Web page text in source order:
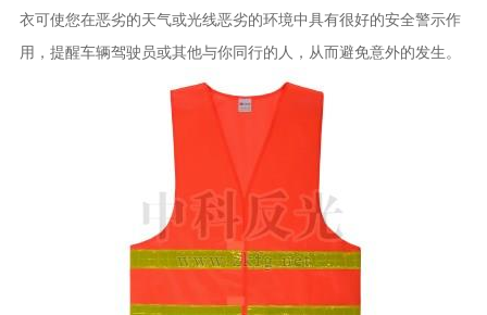
衣可使您在恶劣的天气或光线恶劣的环境中具有很好的安全警示作
用，提醒车辆驾驶员或其他与你同行的人，从而避免意外的发生。